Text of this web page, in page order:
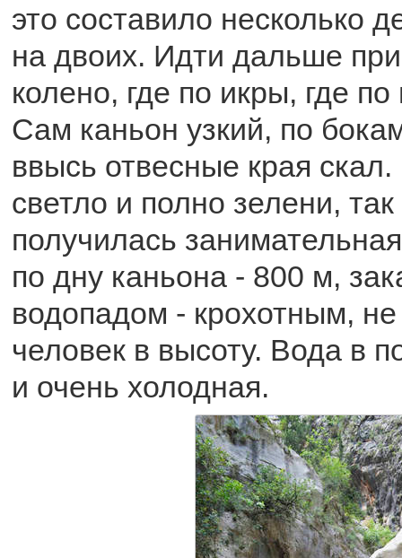
это составило несколько
на двоих. Идти дальше
колено, где по икры, где
Сам каньон узкий, по
ввысь отвесные края
светло и полно зелени, так
получилась
по дну каньона - 800 м,
водопадом - крохотным,
человек в высоту. Вода в
и очень холодная.